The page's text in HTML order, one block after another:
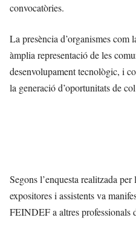
convocatòries.
La presència d’organismes
àmplia representació de les
desenvolupament tecnològic, i
la generació d’oportunitats de
Segons l’enquesta realitzada
expositores i assistents va
FEINDEF a altres professionals